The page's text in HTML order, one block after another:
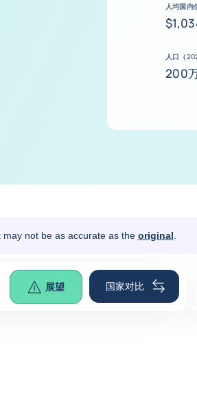
人均国内
人口（
200
not be as accurate as the original
展望 国家对比